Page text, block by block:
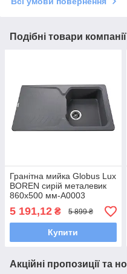
Подібні товари компанії
Гранітна мийка Globus Lux
BOREN сирій металевик
860х500 мм-А0003
5 191,12 ₴ 5 899 ₴
Купити
Акційні пропозиції та